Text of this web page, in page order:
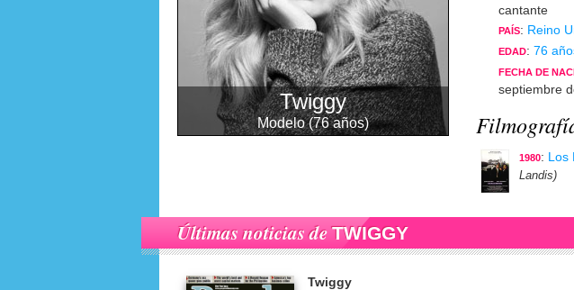
Twiggy
Modelo (76 años)
cantante
PAÍS: Reino
EDAD: 76
FECHA DE
septiembre
1980: Los
Landis)
Últimas noticias deTWIGGY
Twiggy